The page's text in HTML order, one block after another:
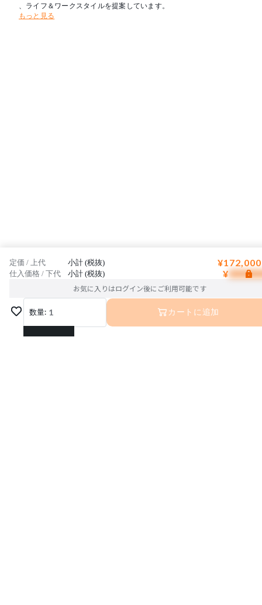
、ライフ＆ワークスタイルを提案しています。
もっと見る
定価 / 上代 小計 (税抜)
仕入価格 / 下代 小計 (税抜) ¥
お気に入りはログイン後にご利用可能です
数量: 1
1
カートに追加